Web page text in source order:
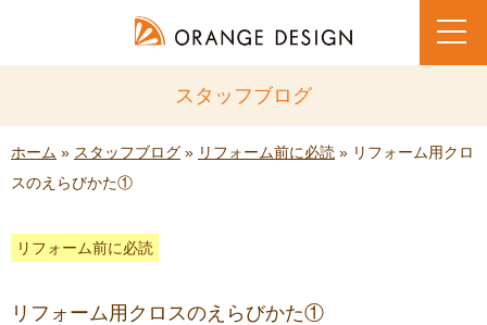
スタッフブログ
ホーム » スタッフブログ » リフォーム前に必読 » リフォーム用クロ
スのえらびかた①
リフォーム前に必読
リフォーム用クロスのえらびかた①